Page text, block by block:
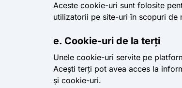
Aceste cookie-uri sunt folosite
utilizatorii pe site-uri în scopuri de
e. Cookie-uri de la terți
Unele cookie-uri servite pe
Acești terți pot avea acces la
și cookie-uri.